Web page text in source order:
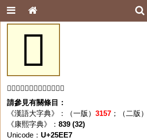
𥻧
「𥻧」字未收錄於本資料庫。
請參見有關條目：
《漢語大字典》：（一版） 3157；（二版）
《康熙字典》： 839 (32)
Unicode： U+25EE7